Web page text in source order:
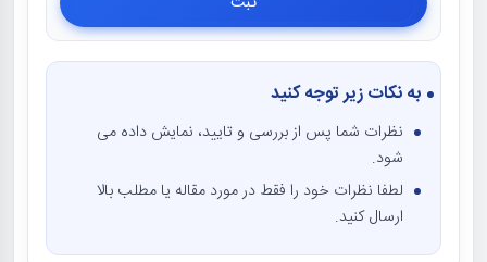
به نکات زیر توجه کنید
نظرات شما پس از بررسی و تایید، نمایش داده می
شود.
لطفا نظرات خود را فقط در مورد مقاله یا مطلب بالا
ارسال کنید.